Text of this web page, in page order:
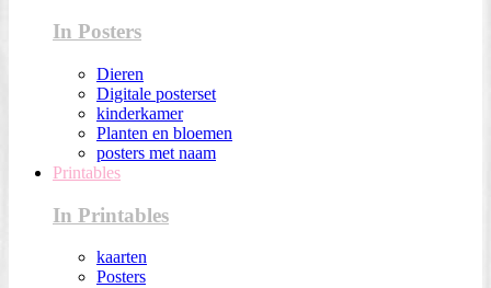
In Posters
Dieren
Digitale posterset
kinderkamer
Planten en bloemen
posters met naam
Printables
In Printables
kaarten
Posters